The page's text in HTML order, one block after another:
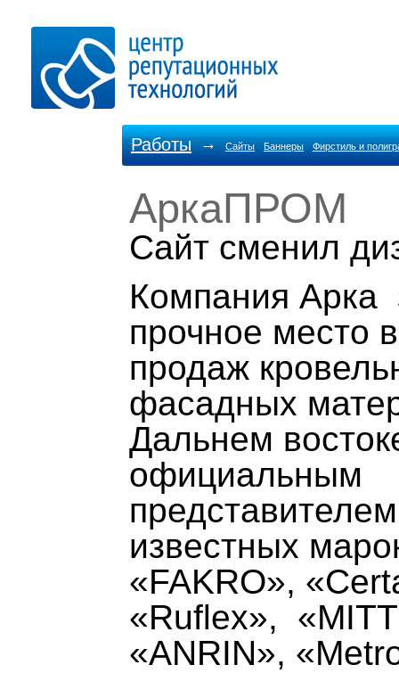
Работы → Сайты Баннеры Фирстиль и
АркаПРОМ
Cайт сменил
Компания Арка
прочное место
продаж
фасадных
Дальнем
официальным
известных
«FAKRO»,
«Ruflex»,
«ANRIN»,